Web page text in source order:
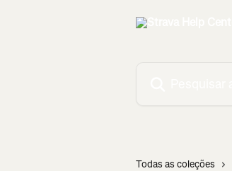
Todas as coleções